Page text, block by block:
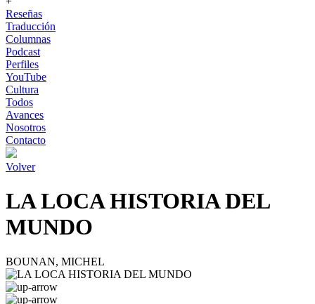
Reseñas
Traducción
Columnas
Podcast
Perfiles
YouTube
Cultura
Todos
Avances
Nosotros
Contacto
Volver
LA LOCA HISTORIA DEL
MUNDO
BOUNAN, MICHEL